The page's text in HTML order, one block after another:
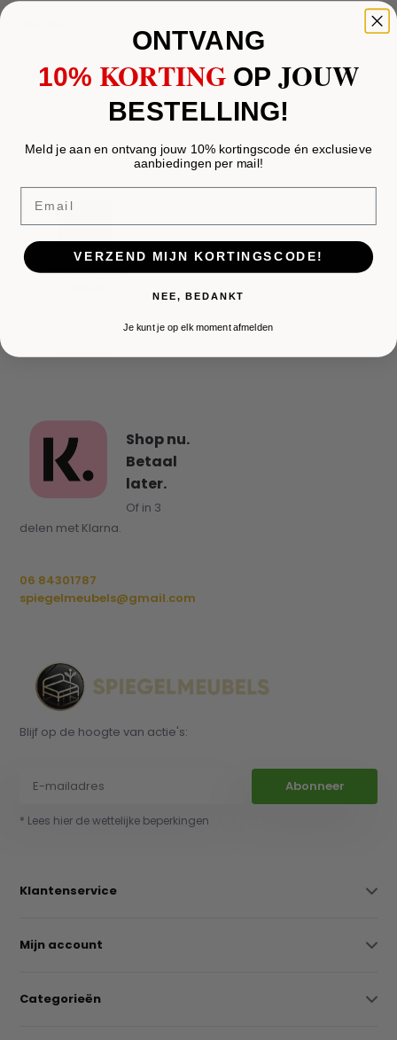
Delen
Recent bekeken
Visgraat Plain
Shop nu.
Betaal
later.
Of in 3
delen met Klarna.
06 84301787
spiegelmeubels@gmail.com
Blijf op de hoogte van actie's:
Abonneer
* Lees hier de wettelijke beperkingen
Klantenservice
Mijn account
Categorieën
ONTVANG
10% KORTING OPJOUW
BESTELLING!
Meld je aan en ontvang jouw 10% kortingscode én exclusieve
aanbiedingen per mail!
Email
VERZEND MIJN KORTINGSCODE!
NEE, BEDANKT
Je kunt je op elk moment afmelden